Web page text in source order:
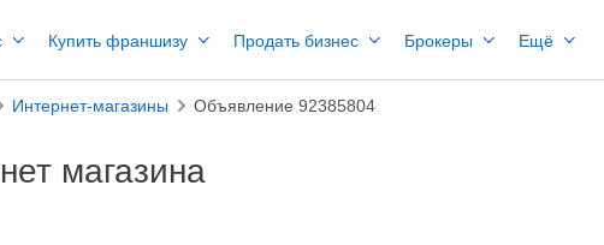
Купить франшизу Продать бизнес Брокеры Ещё
Интернет-магазины Объявление 92385804
магазина